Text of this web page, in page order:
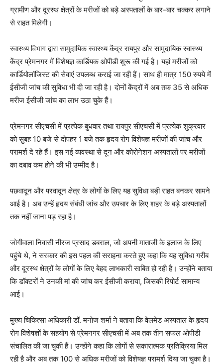
ग्रामीण और दूरस्थ क्षेत्रों के मरीजों को बड़े अस्पतालों के बार-बार चक्कर लगाने
से राहत मिलेगी।
स्वास्थ्य विभाग द्वारासामुदायिक स्वास्थ्य केंद्र रायपुर औरसामुदायिक स्वास्थ्य
केंद्र प्रेमनगरमें विशेषज्ञ कार्डियक ओपीडी शुरू की गई है। यहां मरीजों को
कार्डियोलॉजिस्ट की सेवाएं उपलब्ध कराई जा रही हैं। साथ ही मात्र 150 रुपये में
ईसीजी जांच की सुविधा भी दी जा रही है। दोनों केंद्रों में अब तक 35 से अधिक
मरीज ईसीजी जांच का लाभ उठा चुके हैं।
प्रेमनगर सीएचसी में प्रत्येक बुधवार तथा रायपुर सीएचसी में प्रत्येक शुक्रवार
को सुबह 10 बजे से दोपहर 1 बजे तक हृदय रोग विशेषज्ञ मरीजों की जांच और
परामर्श दे रहे हैं। इस नई व्यवस्था से दून और कोरोनेशन अस्पतालों पर मरीजों
का दबाव कम होने की भी उम्मीद है।
पछवादून और परवादून क्षेत्र के लोगों के लिए यह सुविधा बड़ी राहत बनकर सामने
आई है। अब उन्हें हृदय संबंधी जांच और उपचार के लिए शहर के बड़े अस्पतालों
तक नहीं जाना पड़ रहा है।
जोगीवाला निवासी नीरज प्रसाद डबराल, जो अपनी माताजी के इलाज के लिए
पहुंचे थे, ने सरकार की इस पहल की सराहना करते हुए कहा कि यह सुविधा गरीब
और दूरस्थ क्षेत्रों के लोगों के लिए बेहद लाभकारी साबित हो रही है। उन्होंने बताया
कि डॉक्टरों ने उनकी मां की जांच कर ईसीजी कराया, जिसकी रिपोर्ट सामान्य
आई।
मुख्य चिकित्सा अधिकारी डॉ. मनोज शर्मा ने बताया किवेलमेड अस्पतालके हृदय
रोग विशेषज्ञों के सहयोग से प्रेमनगर सीएचसी में अब तक तीन सफल ओपीडी
संचालित की जा चुकी हैं। उन्होंने कहा कि लोगों से सकारात्मक प्रतिक्रिया मिल
रही है और अब तक 100 से अधिक मरीजों को विशेषज्ञ परामर्श दिया जा चुका है।